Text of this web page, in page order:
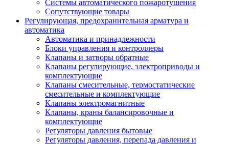
Системы автоматического пожаротушения
Сопутствующие товары
Регулирующая, предохранительная арматура и
автоматика
Автоматика и принадлежности
Блоки управления и контроллеры
Клапаны и затворы обратные
Клапаны регулирующие, электроприводы и
комплектующие
Клапаны смесительные, термостатические
смесительные и комплектующие
Клапаны электромагнитные
Клапаны, краны балансировочные и
комплектующие
Регуляторы давления бытовые
Регуляторы давления, перепада давления и